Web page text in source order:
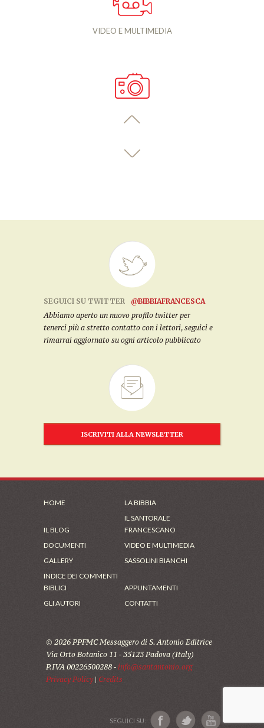
VIDEO E MULTIMEDIA
SEGUICI SU TWITTER
@BIBBIAFRANCESCA
Abbiamo aperto un nuovo profilo twitter per
tenerci più a stretto contatto con i lettori, seguici e
rimarrai aggiornato su ogni articolo pubblicato
ISCRIVITI ALLA NEWSLETTER
HOME LA BIBBIA
IL BLOG
IL SANTORALE
FRANCESCANO
DOCUMENTI
VIDEO E MULTIMEDIA
GALLERY
SASSOLINI BIANCHI
INDICE DEI COMMENTI
BIBLICI
APPUNTAMENTI
GLI AUTORI
CONTATTI
© 2026 PPFMC Messaggero di S. Antonio Editrice
Via Orto Botanico 11 - 35123 Padova (Italy)
P.IVA 00226500288 - info@santantonio.org
Privacy Policy| Credits
SEGUICI SU: